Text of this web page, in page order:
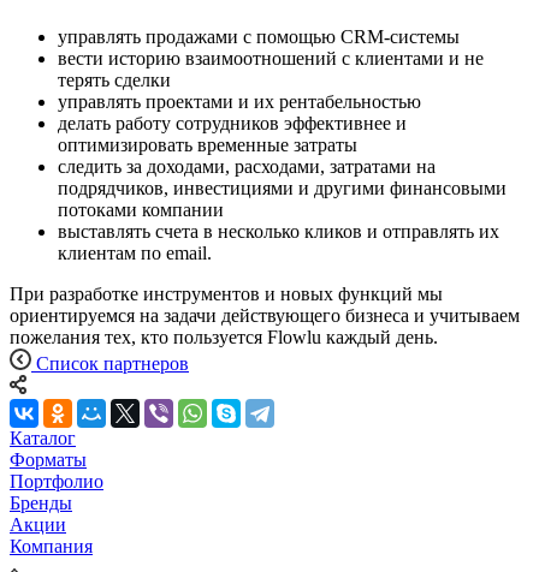
управлять продажами с помощью CRM-системы
вести историю взаимоотношений с клиентами и не
терять сделки
управлять проектами и их рентабельностью
делать работу сотрудников эффективнее и
оптимизировать временные затраты
следить за доходами, расходами, затратами на
подрядчиков, инвестициями и другими финансовыми
потоками компании
выставлять счета в несколько кликов и отправлять их
клиентам по email.
При разработке инструментов и новых функций мы
ориентируемся на задачи действующего бизнеса и учитываем
пожелания тех, кто пользуется Flowlu каждый день.
Список партнеров
Каталог
Форматы
Портфолио
Бренды
Акции
Компания